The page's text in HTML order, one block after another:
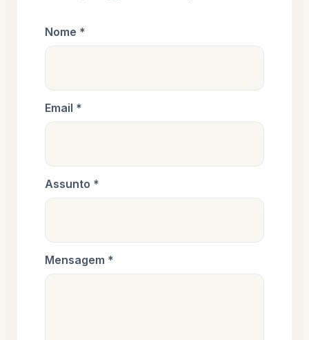
Nome *
Email *
Assunto *
Mensagem *